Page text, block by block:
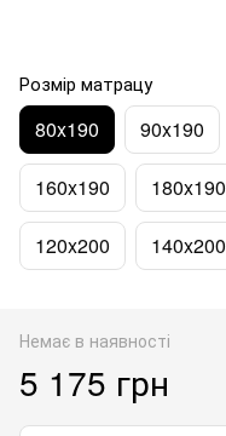
Розмір матрацу
80x190 90x190
160x190 180x190
120x200 140x200
Немає в наявності
5 175 грн